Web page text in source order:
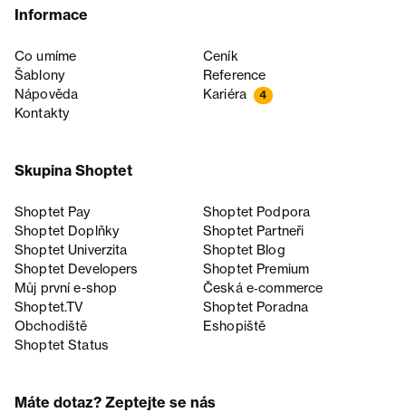
Informace
Co umíme
Ceník
Šablony
Reference
Nápověda
Kariéra 4
Kontakty
Skupina Shoptet
Shoptet Pay
Shoptet Podpora
Shoptet Doplňky
Shoptet Partneři
Shoptet Univerzita
Shoptet Blog
Shoptet Developers
Shoptet Premium
Můj první e-shop
Česká e‑commerce
Shoptet.TV
Shoptet Poradna
Obchodiště
Eshopiště
Shoptet Status
Máte dotaz? Zeptejte se nás